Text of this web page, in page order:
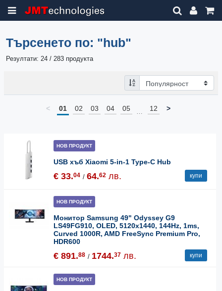
Търсенето по: "hub"
Резултати: 24 / 283 продукта
< 01 02 03 04 05 12 >
НОВ ПРОДУКТ
USB хъб Xiaomi 5-in-1 Type-C Hub
€ 33.04 / 64.62 лв. купи
НОВ ПРОДУКТ
Монитор Samsung 49" Odyssey G9
LS49FG910, OLED, 5120x1440, 144Hz, 1ms,
Curved 1000R, AMD FreeSync Premium Pro,
HDR600
€ 891.88 / 1744.37 лв. купи
НОВ ПРОДУКТ